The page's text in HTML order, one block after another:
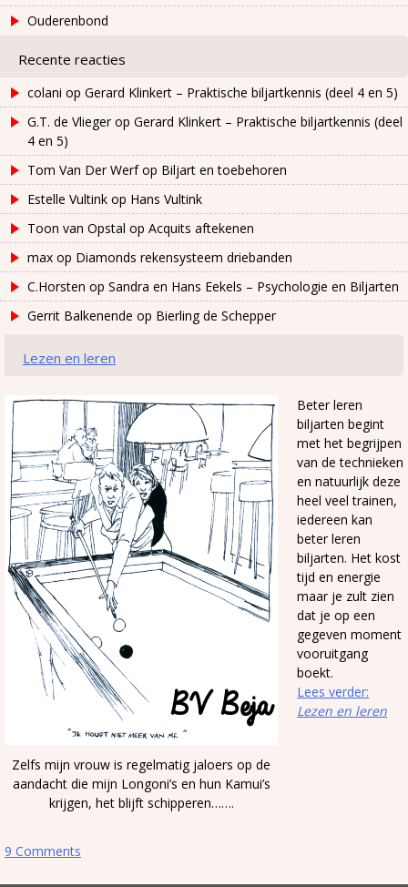
Ouderenbond
Recente reacties
colani op Gerard Klinkert – Praktische biljartkennis (deel 4 en 5)
G.T. de Vliegerop Gerard Klinkert – Praktische biljartkennis (deel
4 en 5)
Tom Van Der Werfop Biljart en toebehoren
Estelle Vultink op Hans Vultink
Toon van Opstal op Acquits aftekenen
max op Diamonds rekensysteem driebanden
C.Horsten op Sandra en Hans Eekels – Psychologie en Biljarten
Gerrit Balkenende op Bierling de Schepper
Lezen en leren
Zelfs mijn vrouw is regelmatig jaloers op de
aandacht die mijn Longoni’s en hun Kamui’s
krijgen, het blijft schipperen…….
Beter leren
biljarten begint
met het begrijpen
van de technieken
en natuurlijk deze
heel veel trainen,
iedereen kan
beter leren
biljarten. Het kost
tijd en energie
maar je zult zien
dat je op een
gegeven moment
vooruitgang
boekt.
Lees verder:
Lezen en leren
9 Comments